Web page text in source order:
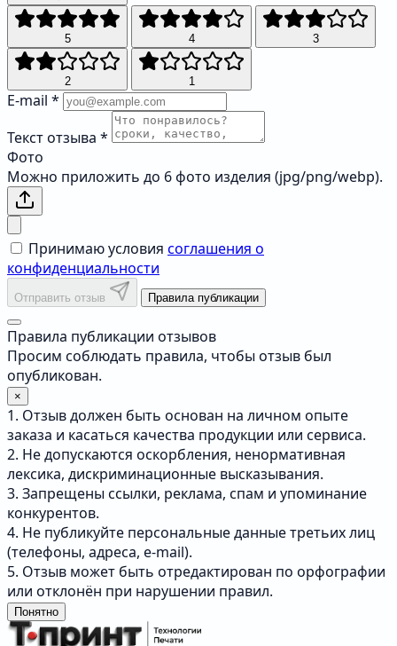
5 4 3
2 1
E-mail *
Текст отзыва *
Фото
Можно приложить до 6 фото изделия (jpg/png/webp).
Принимаю условия соглашения о
конфиденциальности
Отправить отзыв Правила публикации
Правила публикации отзывов
Просим соблюдать правила, чтобы отзыв был
опубликован.
×
1. Отзыв должен быть основан на личном опыте
заказа и касаться качества продукции или сервиса.
2. Не допускаются оскорбления, ненормативная
лексика, дискриминационные высказывания.
3. Запрещены ссылки, реклама, спам и упоминание
конкурентов.
4. Не публикуйте персональные данные третьих лиц
(телефоны, адреса, e-mail).
5. Отзыв может быть отредактирован по орфографии
или отклонён при нарушении правил.
Понятно